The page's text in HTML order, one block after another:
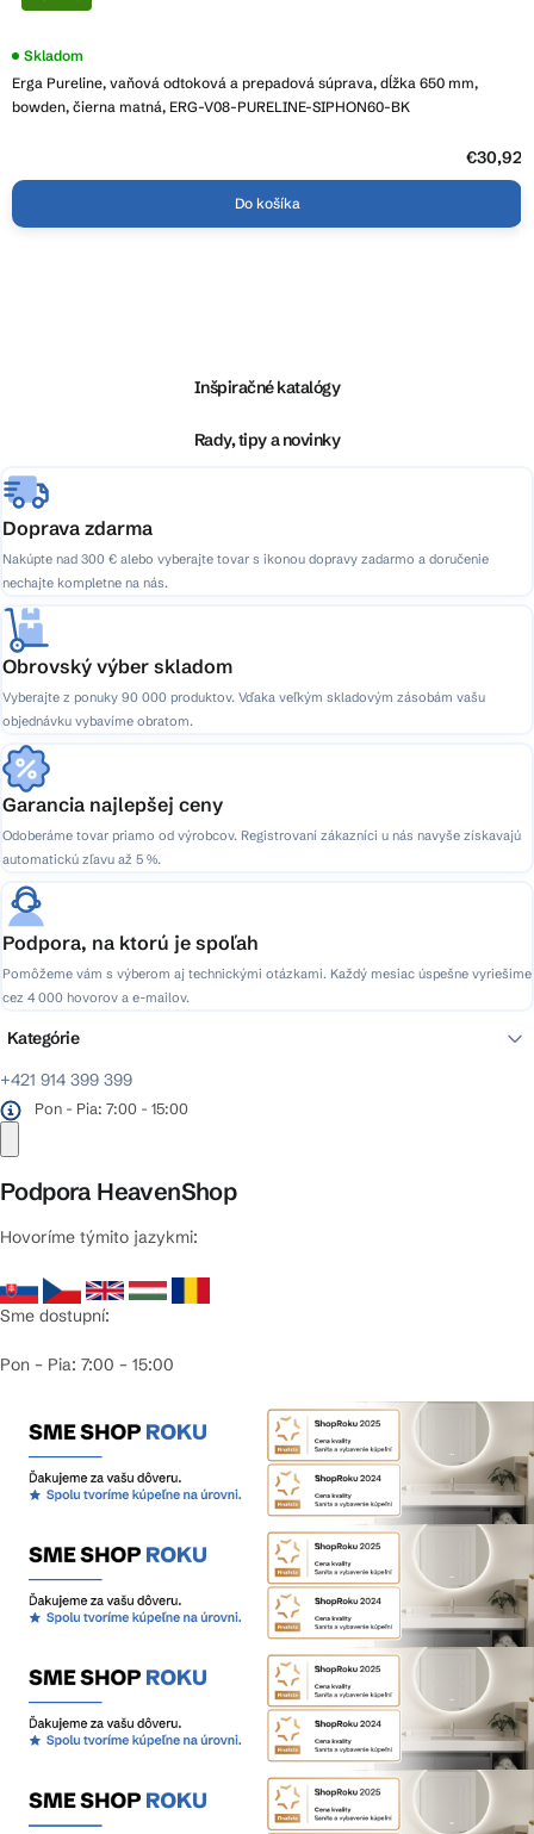
Erga Pureline, vaňová odtoková a prepadová súprava, dĺžka 650 mm,
bowden, čierna matná, ERG-V08-PURELINE-SIPHON60-BK
Priemerné
produktu
je
Skladom
€30,92
Do košíka
e
Inšpiračné katalógy
Rady, tipy a novinky
Doprava zdarma
Nakúpte nad 300 € alebo vyberajte tovar s ikonou dopravy zadarmo a doručenie
nechajte kompletne na nás.
Obrovský výber skladom
Vyberajte z ponuky 90 000 produktov. Vďaka veľkým skladovým zásobám vašu
objednávku vybavíme obratom.
Garancia najlepšej ceny
Odoberáme tovar priamo od výrobcov. Registrovaní zákazníci u nás navyše získavajú
automatickú zľavu až 5 %.
Podpora, na ktorú je spoľah
Pomôžeme vám s výberom aj technickými otázkami. Každý mesiac úspešne vyriešime
cez 4 000 hovorov a e-mailov.
+421 914 399 399
Pon - Pia: 7:00 - 15:00
Podpora HeavenShop
Hovoríme týmito jazykmi:
Sme dostupní:
Pon – Pia: 7:00 – 15:00
Kategórie